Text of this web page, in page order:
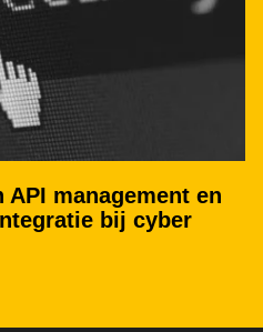
API management en
bij cyber